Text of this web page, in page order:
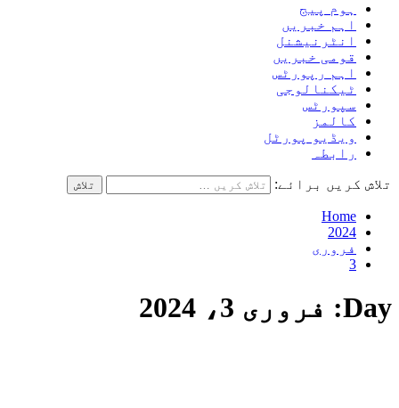
ہوم پیج
اہم خبریں
انٹرنیشنل
قومی خبریں
اہم رپورٹس
ٹیکنالوجی
سپورٹس
کالمز
ویڈیو پورٹل
رابطہ
تلاش کریں برائے:
Home
2024
فروری
3
Day: فروری 3، 2024